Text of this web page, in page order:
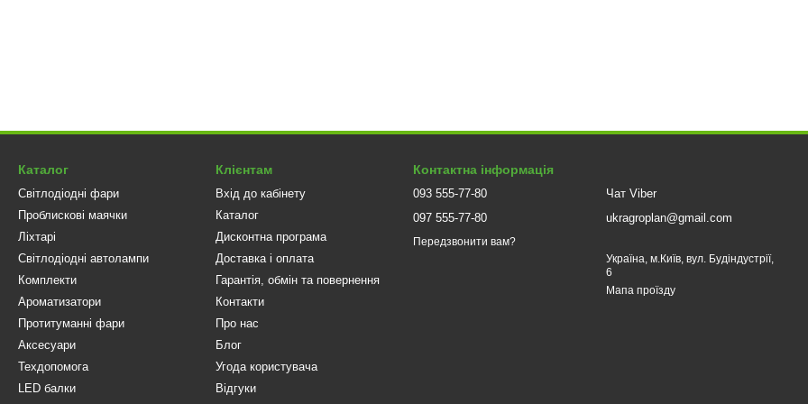
— це оптимальне поєднання надпотужного освітлення, надійності та енергоефективності. Вони забезпечують яскраве та
на кожному кілометрі.
Каталог
Світлодіодні фари
Проблискові маячки
Ліхтарі
Світлодіодні автолампи
Комплекти
Ароматизатори
Протитуманні фари
Аксесуари
Техдопомога
LED балки
Клієнтам
Вхід до кабінету
Каталог
Дисконтна програма
Доставка і оплата
Гарантія, обмін та повернення
Контакти
Про нас
Блог
Угода користувача
Відгуки
Контактна інформація
093 555-77-80
097 555-77-80
Передзвонити вам?
Чат Viber
ukragroplan@gmail.com
Україна, м.Київ, вул. Будіндустрії,
6
Мапа проїзду